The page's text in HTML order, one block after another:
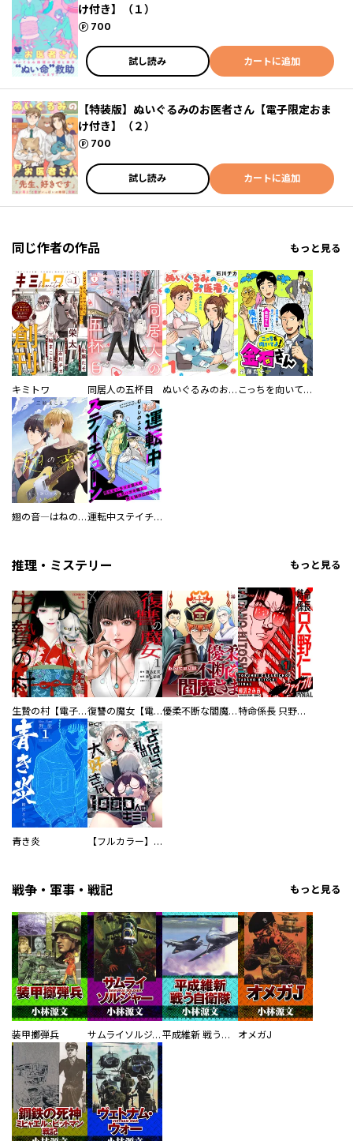
け付き】（１）
700
ポイント
試し読み カートに追加
【特装版】ぬいぐるみのお医者さん【電子限定おま
け付き】（２）
700
ポイント
試し読み カートに追加
同じ作者の作品 もっと見る
キミトワ 同居人の五杯目 ぬいぐるみのお医者さん こっちを向いてよ！金石さん
翅の音―はねのね― 運転中ステイチューン
推理・ミステリー もっと見る
生贄の村【電子単行本版】 復讐の魔女【電子単行本版】 優柔不断な閻魔さま 特命係長 只野仁ファイナル 愛蔵版
青き炎 【フルカラー】さよなら、私の大好きな１０００人のキミ。
戦争・軍事・戦記 もっと見る
装甲擲弾兵 サムライソルジャー SAMURAI SOLDIER 平成維新 戦う自衛隊 オメガJ